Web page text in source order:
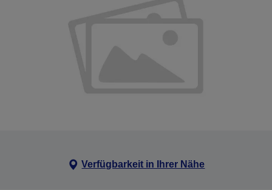
Verfügbarkeit in Ihrer Nähe